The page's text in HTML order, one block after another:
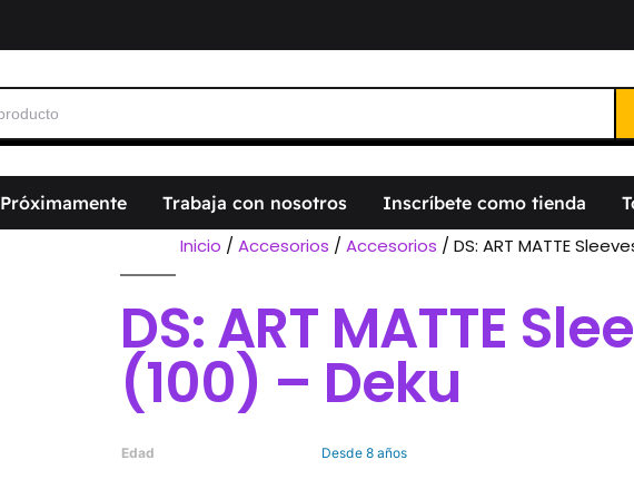
Próximamente Trabaja con nosotros Inscríbete como tienda
Inicio / Accesorios / Accesorios / DS: ART MATTE
DS: ART MATTE
(100) – Deku
Edad Desde 8 años